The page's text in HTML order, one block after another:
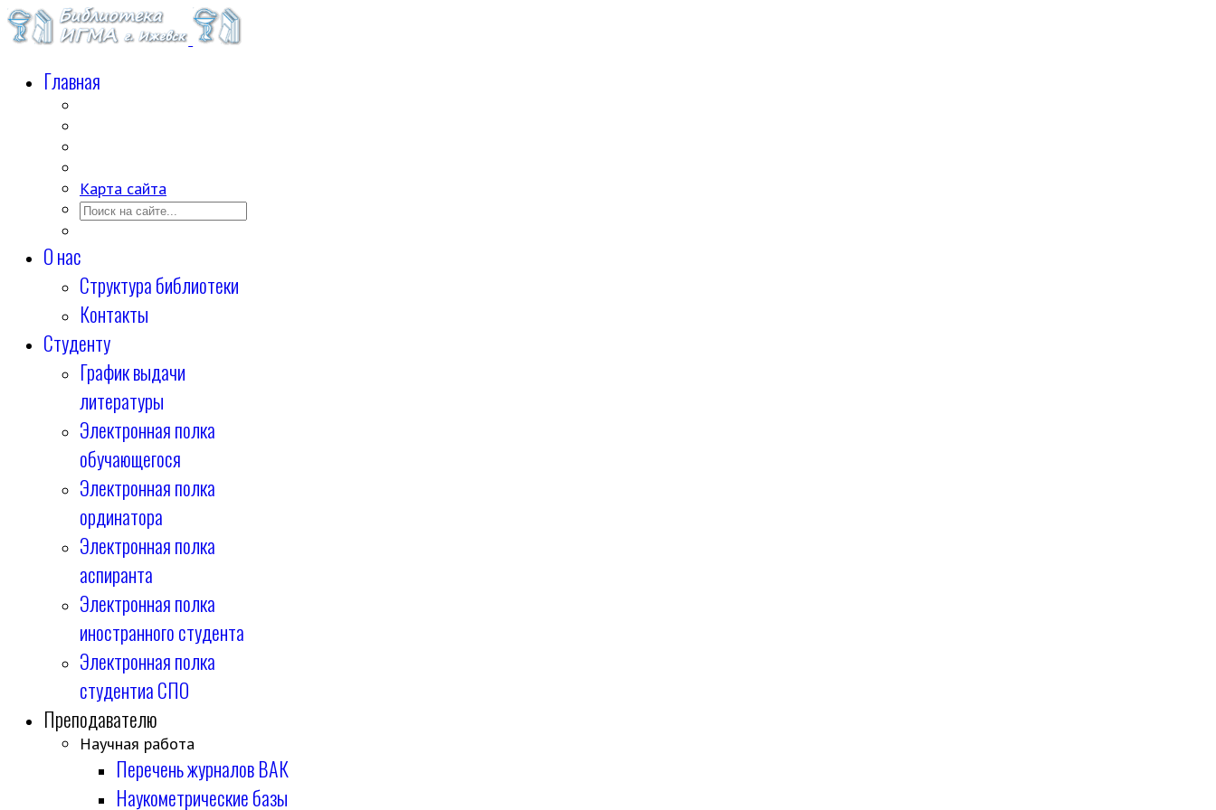
Главная
Карта сайта
О нас
Структура библиотеки
Контакты
Студенту
График выдачи
литературы
Электронная полка
обучающегося
Электронная полка
ординатора
Электронная полка
аспиранта
Электронная полка
иностранного студента
Электронная полка
студентиа СПО
Преподавателю
Научная работа
Перечень журналов ВАК
Наукометрические базы